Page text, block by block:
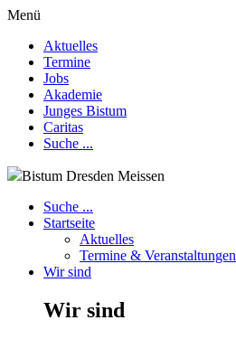
Menü
Aktuelles
Termine
Jobs
Akademie
Junges Bistum
Caritas
Suche ...
Bistum Dresden Meissen
Suche ...
Startseite
Aktuelles
Termine & Veranstaltungen
Wir sind
Wir sind